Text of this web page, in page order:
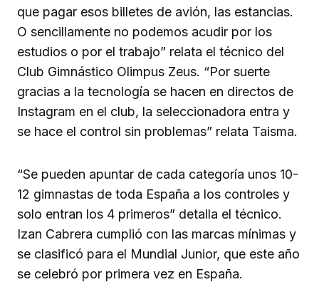
que pagar esos billetes de avión, las estancias.
O sencillamente no podemos acudir por los
estudios o por el trabajo” relata el técnico del
Club Gimnástico Olimpus Zeus. “Por suerte
gracias a la tecnología se hacen en directos de
Instagram en el club, la seleccionadora entra y
se hace el control sin problemas” relata Taisma.
“Se pueden apuntar de cada categoría unos 10-
12 gimnastas de toda España a los controles y
solo entran los 4 primeros” detalla el técnico.
Izan Cabrera cumplió con las marcas mínimas y
se clasificó para el Mundial Junior, que este año
se celebró por primera vez en España.